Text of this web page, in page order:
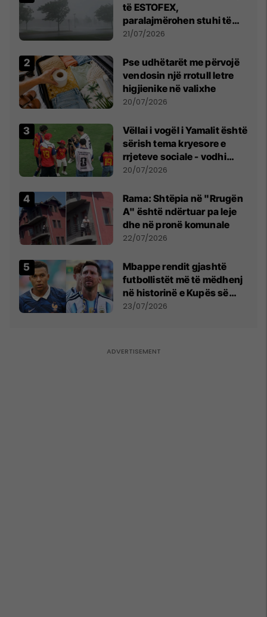
të ESTOFEX,
paralajmërohen stuhi të
fuqishme me breshër dhe
21/07/2026
Pse udhëtarët me përvojë
vendosin një rrotull letre
higjienike në valixhe
20/07/2026
Vëllai i vogël i Yamalit është
sërish tema kryesore e
rrjeteve sociale - vodhi
vëmendjen pas finales së
20/07/2026
Rama: Shtëpia në "Rrugën
A" është ndërtuar pa leje
dhe në pronë komunale
22/07/2026
Mbappe rendit gjashtë
futbollistët më të mëdhenj
në historinë e Kupës së
Botës, Messi mbetet i dyti
23/07/2026